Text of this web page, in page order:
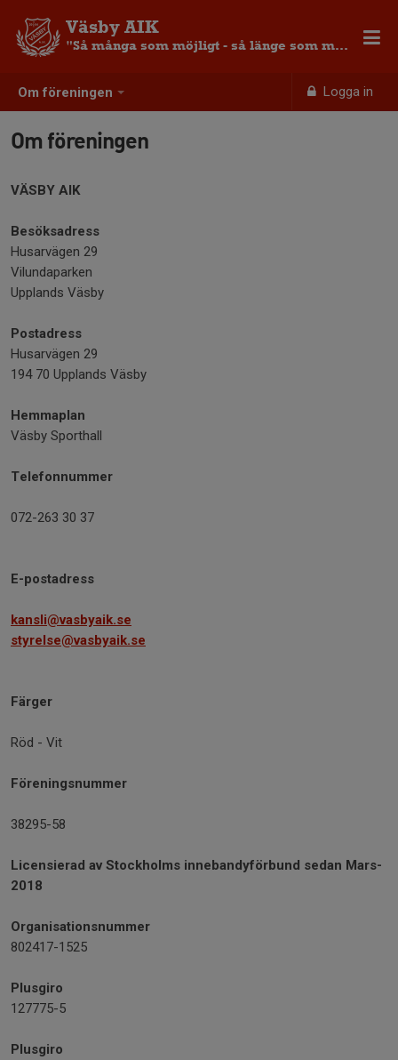
Om föreningen Logga in
Väsby AIK
"Så många som möjligt - så länge som möjligt"
Om föreningen
VÄSBY AIK
Besöksadress
Husarvägen 29
Vilundaparken
Upplands Väsby
Postadress
Husarvägen 29
194 70 Upplands Väsby
Hemmaplan
Väsby Sporthall
Telefonnummer
072-263 30 37
E-postadress
kansli@vasbyaik.se
styrelse@vasbyaik.se
Färger
Röd - Vit
Föreningsnummer
38295-58
Licensierad av Stockholms innebandyförbund sedan Mars-
2018
Organisationsnummer
802417-1525
Plusgiro
127775-5
Plusgiro